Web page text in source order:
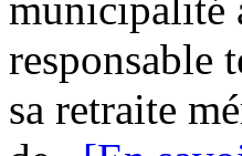
responsable
sa retraite